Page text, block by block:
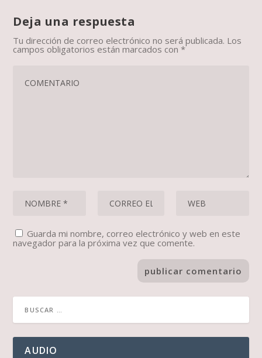
Deja una respuesta
Tu dirección de correo electrónico no será publicada. Los
campos obligatorios están marcados con*
Guarda mi nombre, correo electrónico y web en este
navegador para la próxima vez que comente.
AUDIO